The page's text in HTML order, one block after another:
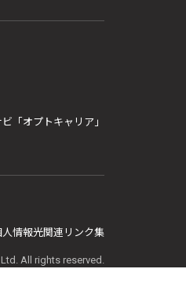
「オプトキャリア」
情報光関連リンク集
All rights reserved.